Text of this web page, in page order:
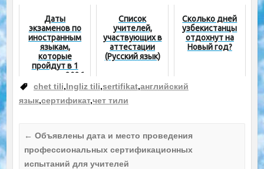
Даты
экзаменов по
иностранным
языкам,
которые
пройдут в 1
половине 2026
года
Список
учителей,
участвующих в
аттестации
(Русский язык)
Сколько дней
узбекистанцы
отдохнут на
Новый год?
chet tili,Ingliz tili,sertifikat,английский
язык,сертификат,чет тили
← Объявлены дата и место проведения
профессиональных сертификационных
испытаний для учителей